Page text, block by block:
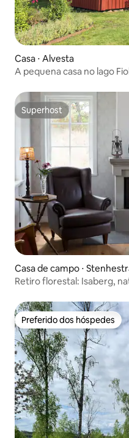
Casa ⋅ Alvesta
A pequena casa no lago
Superhost
Superhost
Casa de campo ⋅
Retiro florestal: Isaberg,
Preferido dos hóspedes
Preferido dos hóspedes